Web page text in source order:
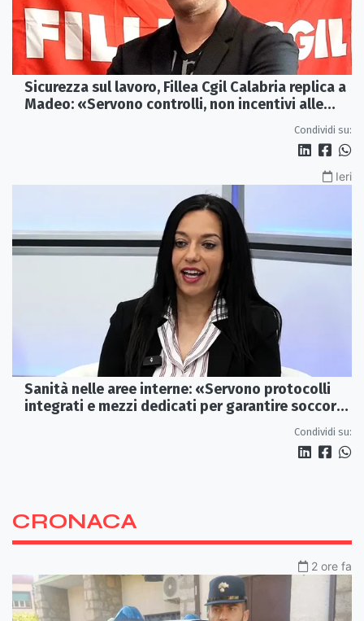
Sicurezza sul lavoro, Fillea Cgil Calabria replica a
Madeo: «Servono controlli, non incentivi alle
Condividi su:
Ieri
Sanità nelle aree interne: «Servono protocolli
integrati e mezzi dedicati per garantire soccorsi
Condividi su:
CRONACA
2 ore fa